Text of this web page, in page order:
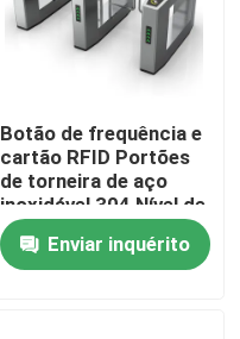
Botão de frequência e
cartão RFID Portões
de torneira de aço
inoxidável 304 Nível de
proteção IP54
Enviar inquérito